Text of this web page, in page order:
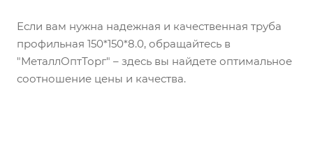
Если вам нужна надежная и качественная труба
профильная 150*150*8.0, обращайтесь в
"МеталлОптТорг" – здесь вы найдете оптимальное
соотношение цены и качества.